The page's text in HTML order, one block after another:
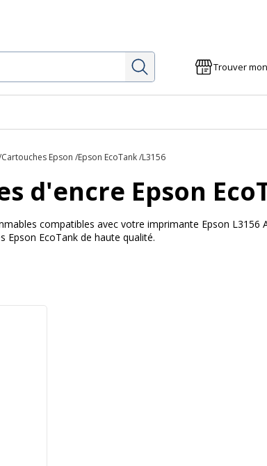
Rechercher Trouver
Cartouches Epson Epson EcoTank L3156
d'encre Epson
compatibles avec votre imprimante Epson
Epson EcoTank de haute qualité.